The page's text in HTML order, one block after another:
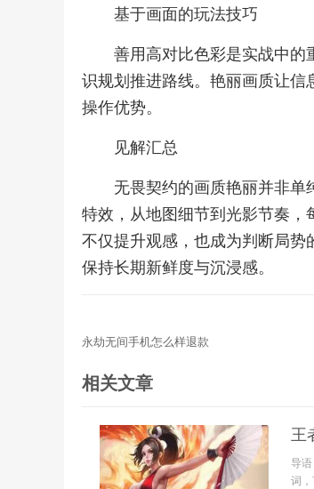
基于画面的玩法技巧
善用高对比色彩是实战中的
识规划推进路线。艳丽画质让信
操作优势。
见解汇总
无畏契约的画质艳丽并非
特效，从地图细节到光影节奏，
不仅提升观感，也成为判断局势
保持长期新鲜度与沉浸感。
永劫无间手机怎么样退款
相关文章
王
导
词